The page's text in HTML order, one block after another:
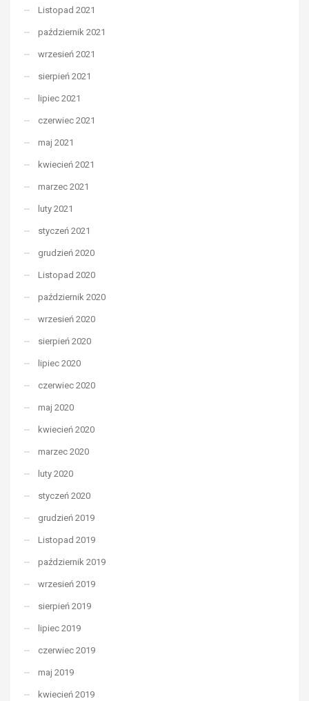
Listopad 2021
październik 2021
wrzesień 2021
sierpień 2021
lipiec 2021
czerwiec 2021
maj 2021
kwiecień 2021
marzec 2021
luty 2021
styczeń 2021
grudzień 2020
Listopad 2020
październik 2020
wrzesień 2020
sierpień 2020
lipiec 2020
czerwiec 2020
maj 2020
kwiecień 2020
marzec 2020
luty 2020
styczeń 2020
grudzień 2019
Listopad 2019
październik 2019
wrzesień 2019
sierpień 2019
lipiec 2019
czerwiec 2019
maj 2019
kwiecień 2019